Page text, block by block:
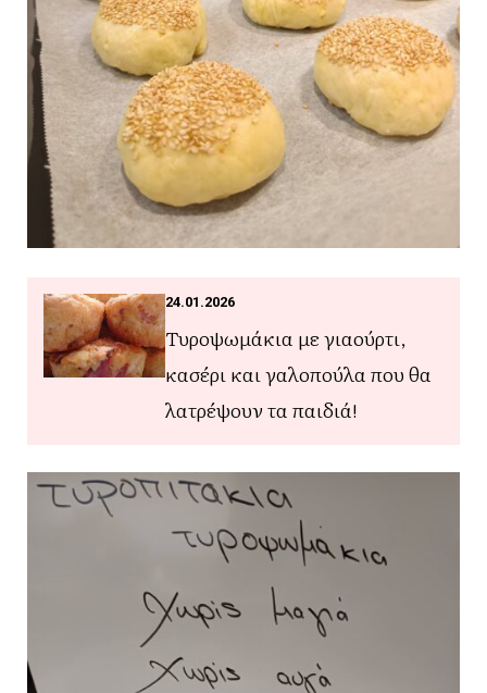
24.01.2026
Τυροψωμάκια με γιαούρτι,
κασέρι και γαλοπούλα που θα
λατρέψουν τα παιδιά!